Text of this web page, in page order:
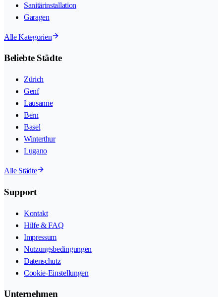
Sanitärinstallation
Garagen
Alle Kategorien
Beliebte Städte
Zürich
Genf
Lausanne
Bern
Basel
Winterthur
Lugano
Alle Städte
Support
Kontakt
Hilfe & FAQ
Impressum
Nutzungsbedingungen
Datenschutz
Cookie-Einstellungen
Unternehmen